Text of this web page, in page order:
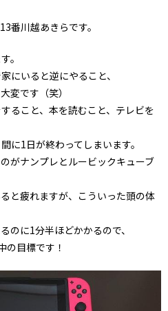
番川越あきらです。
。
にいると逆にやること、
変です（笑）
ること、本を読むこと、テレビを
に1日が終わってしまいます。
がナンプレとルービックキューブ
と疲れますが、こういった頭の体
のに1分半ほどかかるので、
の目標です！